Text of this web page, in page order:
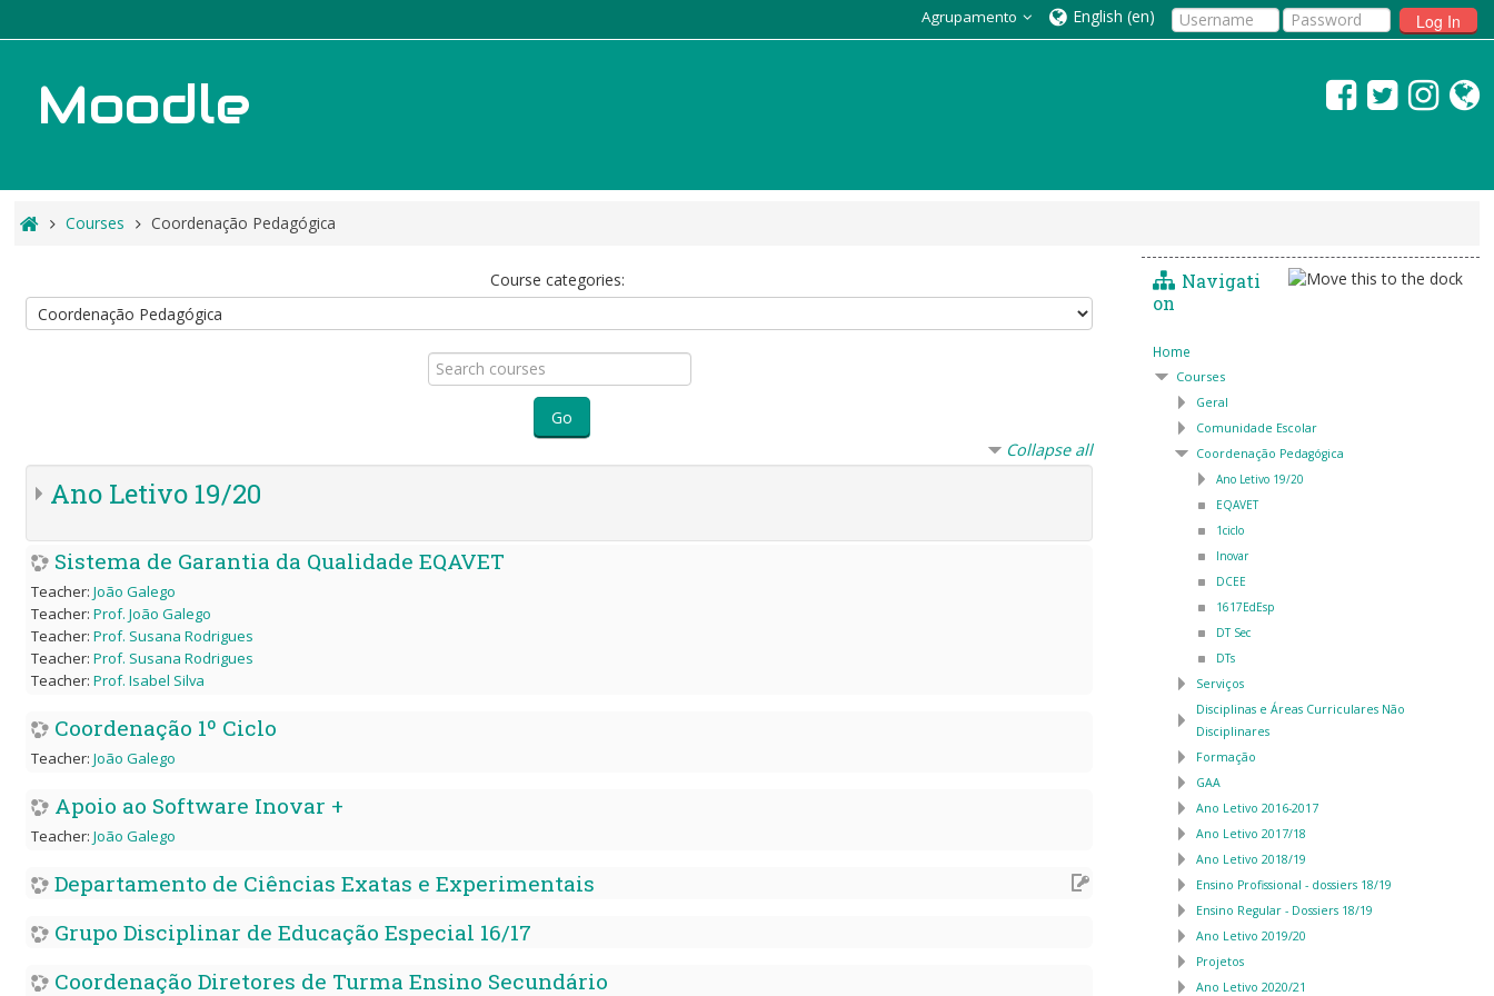
Log In
English ‎(en)‎
Agrupamento
Moodle
Courses Coordenação Pedagógica
Course categories:
Search
courses
Go
Collapse all
Ano Letivo 19/20
Sistema de Garantia da Qualidade EQAVET
Teacher:João Galego
Teacher:Prof. João Galego
Teacher:Prof. Susana Rodrigues
Teacher:Prof. Susana Rodrigues
Teacher:Prof. Isabel Silva
Coordenação 1º Ciclo
Teacher:João Galego
Apoio ao Software Inovar +
Teacher:João Galego
Departamento de Ciências Exatas e Experimentais
Grupo Disciplinar de Educação Especial 16/17
Coordenação Diretores de Turma Ensino Secundário
Navigati
on
Home
Courses
Geral
Comunidade Escolar
Coordenação Pedagógica
Ano Letivo 19/20
EQAVET
1ciclo
Inovar
DCEE
1617EdEsp
DT Sec
DTs
Serviços
Disciplinas e Áreas Curriculares Não
Disciplinares
Formação
GAA
Ano Letivo 2016-2017
Ano Letivo 2017/18
Ano Letivo 2018/19
Ensino Profissional - dossiers 18/19
Ensino Regular - Dossiers 18/19
Ano Letivo 2019/20
Projetos
Ano Letivo 2020/21